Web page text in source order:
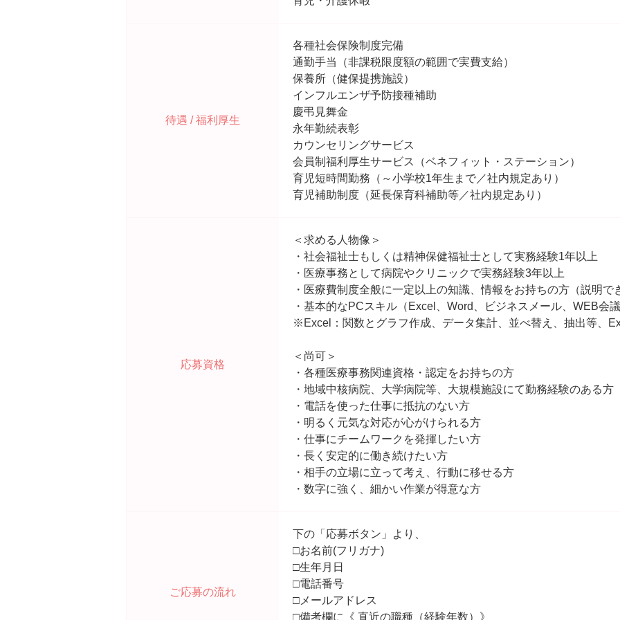
待遇 / 福利厚生
各種社会保険制度完備
通勤手当（非課税限度額の範囲で実費支給）
保養所（健保提携施設）
インフルエンザ予防接種補助
慶弔見舞金
永年勤続表彰
カウンセリングサービス
会員制福利厚生サービス（ベネフィット・ステーション）
育児短時間勤務（～小学校1年生まで／社内規定あり）
育児補助制度（延長保育科補助等／社内規定あり）
応募資格
＜求める人物像＞
・社会福祉士もしくは精神保健福祉士として実務経験1年以上
・医療事務として病院やクリニックで実務経験3年以上
・医療費制度全般に一定以上の知識、情報をお持ちの方（説明で
・基本的なPCスキル（Excel、Word、ビジネスメール、WEB会議
※Excel：関数とグラフ作成、データ集計、並べ替え、抽出等、
＜尚可＞
・各種医療事務関連資格・認定をお持ちの方
・地域中核病院、大学病院等、大規模施設にて勤務経験のある方
・電話を使った仕事に抵抗のない方
・明るく元気な対応が心がけられる方
・仕事にチームワークを発揮したい方
・長く安定的に働き続けたい方
・相手の立場に立って考え、行動に移せる方
・数字に強く、細かい作業が得意な方
ご応募の流れ
下の「応募ボタン」より、
□お名前(フリガナ)
□生年月日
□電話番号
□メールアドレス
□備考欄に《 直近の職種（経験年数）》